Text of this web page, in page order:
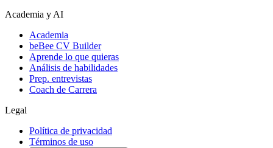
Academia y AI
Academia
beBee CV Builder
Aprende lo que quieras
Análisis de habilidades
Prep. entrevistas
Coach de Carrera
Legal
Política de privacidad
Términos de uso